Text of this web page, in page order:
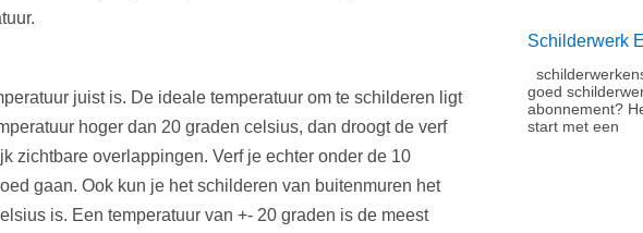
juist is. De ideale temperatuur om te schilderen ligt
hoger dan 20 graden celsius, dan droogt de verf
zichtbare overlappingen. Verf je echter onder de 10
gaan. Ook kun je het schilderen van buitenmuren het
is. Een temperatuur van +- 20 graden is de meest
Schilderwerk
goed
abonnement?​
start met een